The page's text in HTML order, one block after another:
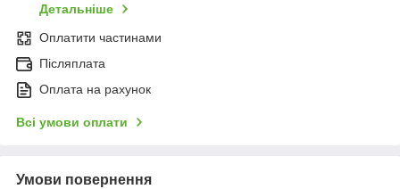
Детальніше
Оплатити частинами
Післяплата
Оплата на рахунок
Всі умови оплати
Умови повернення